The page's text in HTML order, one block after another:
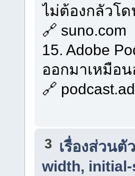
ไม่ต้องกลัวโ
🔗 suno.com
15. Adobe
ออกมาเหมือ
🔗
3 เรื่องส่วนตั
width,